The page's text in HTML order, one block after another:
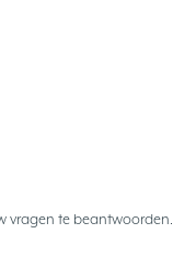
vragen te beantwoorden.